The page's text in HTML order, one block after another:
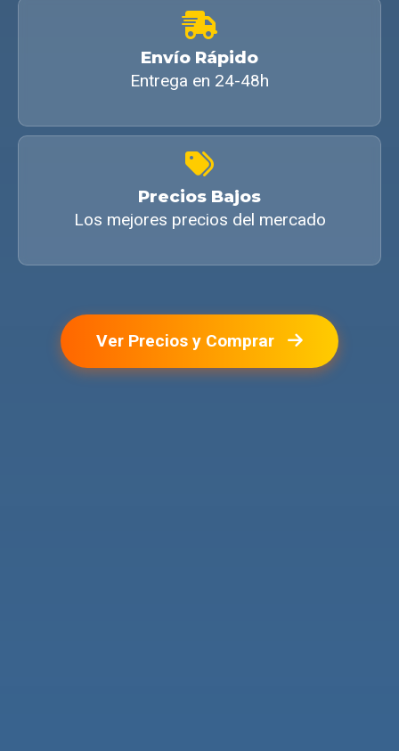
Envío Rápido
Entrega en 24-48h
Precios Bajos
Los mejores precios del mercado
Ver Precios y Comprar